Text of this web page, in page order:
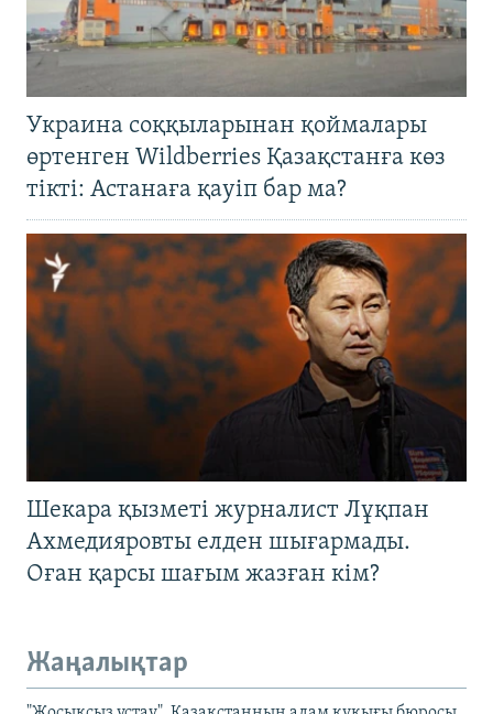
Украина соққыларынан қоймалары
өртенген Wildberries Қазақстанға көз
тікті: Астанаға қауіп бар ма?
Шекара қызметі журналист Лұқпан
Ахмедияровты елден шығармады.
Оған қарсы шағым жазған кім?
Жаңалықтар